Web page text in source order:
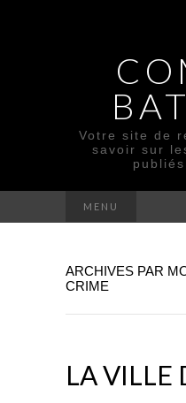
Votre site de
savoir sur
MENU
ARCHIVES PAR
CRIME
LA VILLE